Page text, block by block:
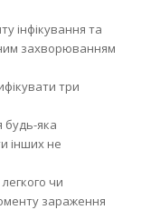
інфікування та
захворюванням
три
будь-яка
інших не
чи
зараження